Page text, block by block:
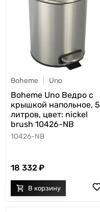
Boheme Uno
Boheme Uno Ведро с
крышкой напольное, 5
литров, цвет: nickel
brush 10426-NB
10426-NB
18 332